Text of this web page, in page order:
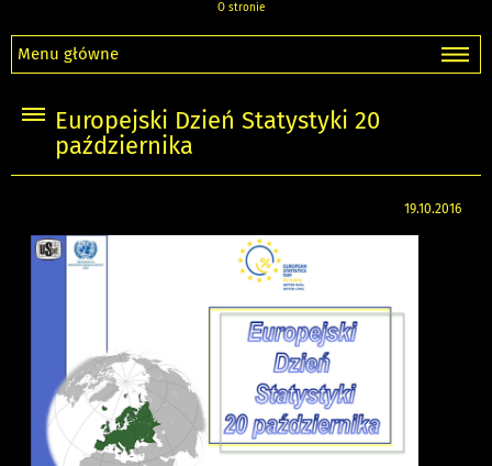
O stronie
Menu główne
Europejski Dzień Statystyki 20
października
19.10.2016